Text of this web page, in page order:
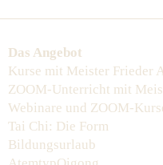
Das Angebot
Kurse mit Meister Frieder
ZOOM-Unterricht mit
Webinare und ZOOM-
Tai Chi: Die Form
Bildungsurlaub